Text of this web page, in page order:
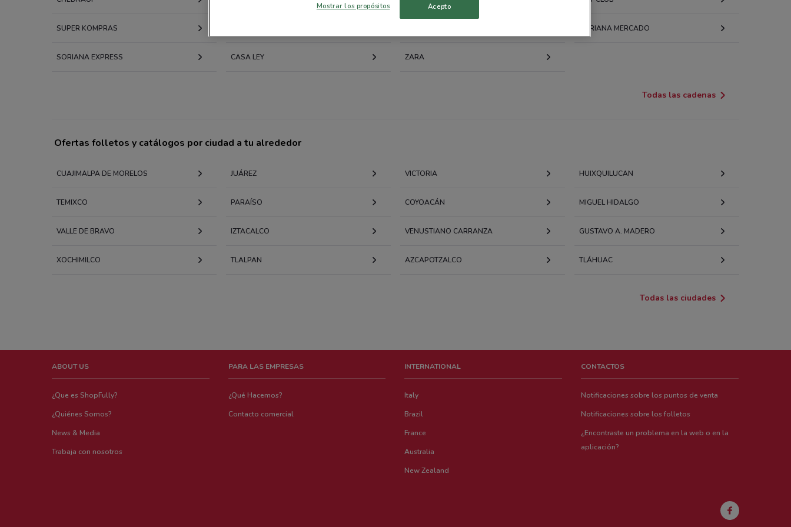
Av Tamaulipas 3000 Local B Ciudad De México
AV.TAMAULIPAS 3000 LA.ROSITA
Avenida Santa Fe Ciudad De México
Av.Santa Fe Ciudad De México
SUPER KOMPRAS SORIANA MERCADO
SORIANA EXPRESS CASA LEY ZARA
Todas las cadenas
Ofertas folletos y catálogos por ciudad a tu alrededor
CUAJIMALPA DE MORELOS JUÁREZ VICTORIA HUIXQUILUCAN
TEMIXCO PARAÍSO COYOACÁN MIGUEL HIDALGO
VALLE DE BRAVO IZTACALCO VENUSTIANO CARRANZA GUSTAVO A. MADERO
XOCHIMILCO TLALPAN AZCAPOTZALCO TLÁHUAC
Todas las ciudades
ABOUT US
¿Que es ShopFully?
¿Quiénes Somos?
News & Media
Trabaja con nosotros
PARA LAS EMPRESAS
¿Qué Hacemos?
Contacto comercial
INTERNATIONAL
Italy
Brazil
France
Australia
New Zealand
CONTACTOS
Notificaciones sobre los puntos de venta
Notificaciones sobre los folletos
¿Encontraste un problema en la web o en la
aplicación?
Mostrar los propósitos Acepto